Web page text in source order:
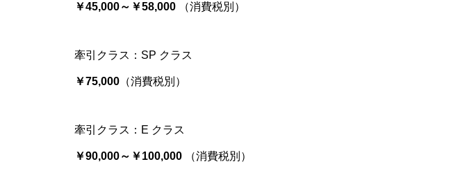
￥45,000～￥58,000 （消費税別）
牽引クラス：SP クラス
￥75,000 （消費税別）
牽引クラス：E クラス
￥90,000～￥100,000 （消費税別）